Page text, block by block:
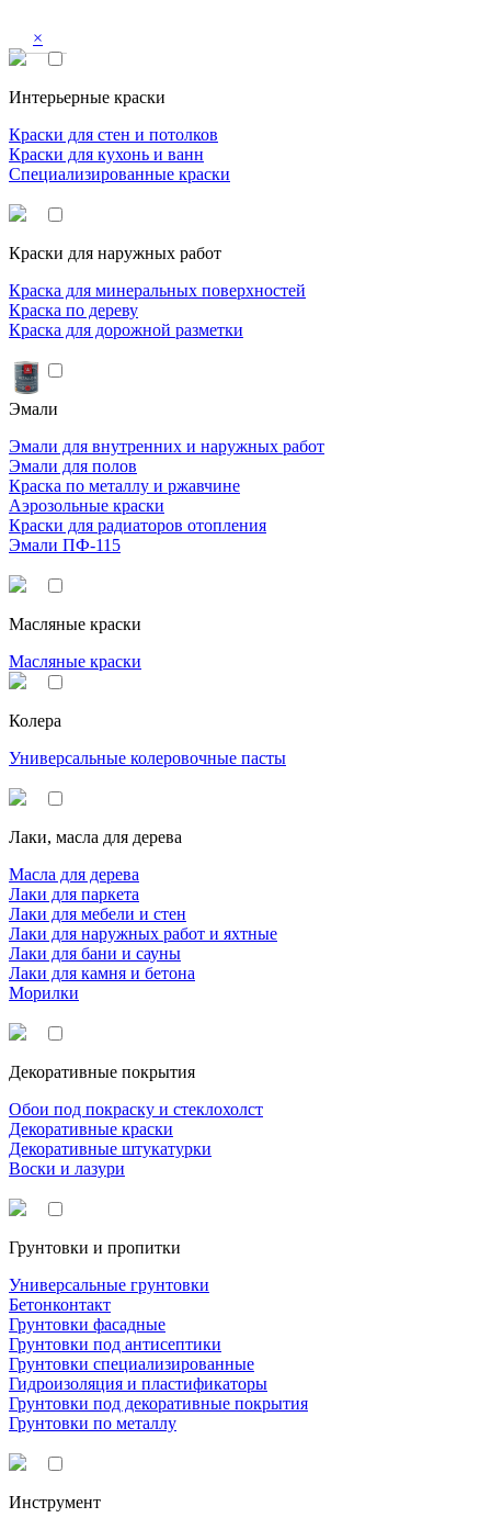
×
Интерьерные краски
Краски для стен и потолков
Краски для кухонь и ванн
Специализированные краски
Краски для наружных работ
Краска для минеральных поверхностей
Краска по дереву
Краска для дорожной разметки
Эмали
Эмали для внутренних и наружных работ
Эмали для полов
Краска по металлу и ржавчине
Аэрозольные краски
Краски для радиаторов отопления
Эмали ПФ-115
Масляные краски
Масляные краски
Колера
Универсальные колеровочные пасты
Лаки, масла для дерева
Масла для дерева
Лаки для паркета
Лаки для мебели и стен
Лаки для наружных работ и яхтные
Лаки для бани и сауны
Лаки для камня и бетона
Морилки
Декоративные покрытия
Обои под покраску и стеклохолст
Декоративные краски
Декоративные штукатурки
Воски и лазури
Грунтовки и пропитки
Универсальные грунтовки
Бетонконтакт
Грунтовки фасадные
Грунтовки под антисептики
Грунтовки специализированные
Гидроизоляция и пластификаторы
Грунтовки под декоративные покрытия
Грунтовки по металлу
Инструмент